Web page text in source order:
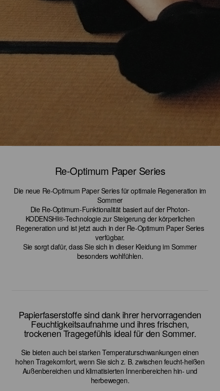
Re-Optimum Paper Series
Die neue Re-Optimum Paper Series für optimale Regeneration im
Sommer
Die Re-Optimum-Funktionalität basiert auf der Photon-
KODENSHI®-Technologie zur Steigerung der körperlichen
Regeneration und ist jetzt auch in der Re‑Optimum Paper Series
verfügbar.
Sie sorgt dafür, dass Sie sich in dieser Kleidung im Sommer
besonders wohlfühlen.
Papierfaserstoffe sind dank ihrer hervorragenden
Feuchtigkeitsaufnahme und ihres frischen,
trockenen Tragegefühls ideal für den Sommer.
Sie bieten auch bei starken Temperaturschwankungen einen
hohen Tragekomfort, wenn Sie sich z. B. zwischen feucht-heißen
Außenbereichen und klimatisierten Innenbereichen hin- und
herbewegen.